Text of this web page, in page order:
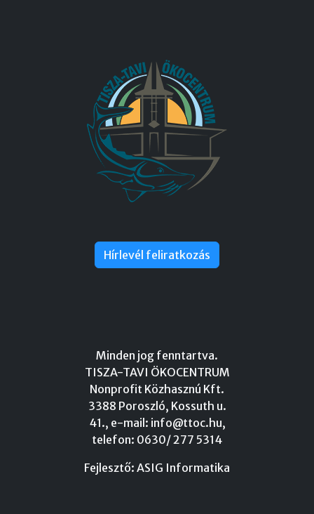
Hírlevél feliratkozás
Minden jog fenntartva.
TISZA-TAVI ÖKOCENTRUM
Nonprofit Közhasznú Kft.
3388 Poroszló, Kossuth u.
41., e-mail: info@ttoc.hu,
telefon: 0630/ 277 5314
Fejlesztő: ASIG Informatika